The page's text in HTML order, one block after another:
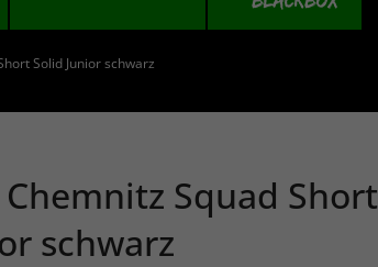
Solid Junior schwarz
Squad Short
schwarz